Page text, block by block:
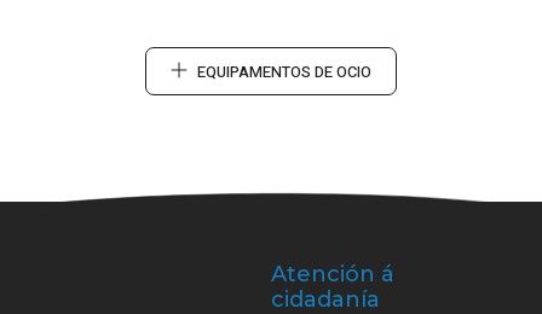
EQUIPAMENTOS DE OCIO
Atención á
cidadanía